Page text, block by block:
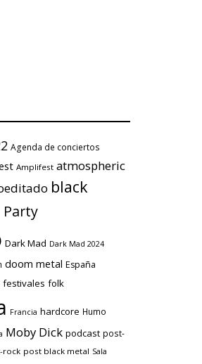
Agenda de conciertos
Amplifest atmospheric
black
Party
Dark Mad Dark Mad 2024
doom metal España
festivales folk
Francia hardcore Humo
Moby Dick podcast post-
rock post black metal Sala